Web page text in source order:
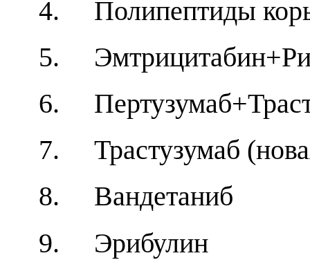
4. Полипептиды коры
5.
6.
7. Трастузумаб
8. Вандетаниб
9. Эрибулин